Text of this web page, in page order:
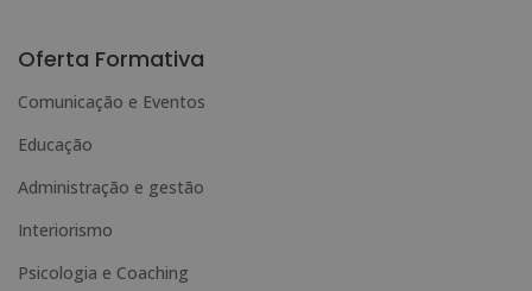
e
r
n
i
Oferta Formativa
Comunicação e Eventos
Educação
Administração e gestão
Interiorismo
Psicologia e Coaching